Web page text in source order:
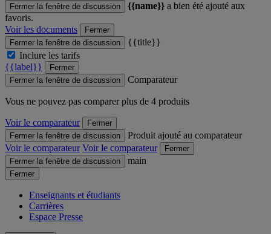
Fermer la fenêtre de discussion {{name}} a bien été ajouté aux
favoris.
Voir les documents
Fermer
Fermer la fenêtre de discussion
{{title}}
Inclure les tarifs
{{label}}
Fermer
Fermer la fenêtre de discussion
Comparateur
Vous ne pouvez pas comparer plus de 4 produits
Voir le comparateur
Fermer
Fermer la fenêtre de discussion
Produit ajouté au comparateur
Voir le comparateur Voir le comparateur
Fermer
Fermer la fenêtre de discussion
main
Fermer
Enseignants et étudiants
Carrières
Espace Presse